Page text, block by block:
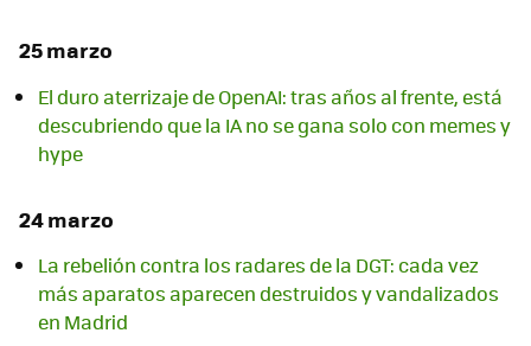
25 marzo
El duro aterrizaje de OpenAI: tras años al frente, está
descubriendo que la IA no se gana solo con memes y
hype
24 marzo
La rebelión contra los radares de la DGT: cada vez
más aparatos aparecen destruidos y vandalizados
en Madrid